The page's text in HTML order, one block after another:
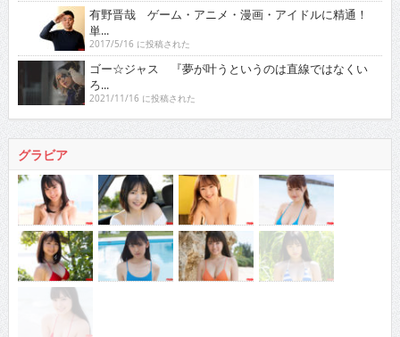
有野晋哉 ゲーム・アニメ・漫画・アイドルに精通！
単...
2017/5/16 に投稿された
ゴー☆ジャス 『夢が叶うというのは直線ではなくい
ろ...
2021/11/16 に投稿された
グラビア